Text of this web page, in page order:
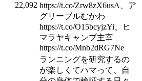
22,092 https://t.co/Zrw8zX6usA、ア
グリーブルむかわ
https://t.co/O15bcyjzYi、ヒ
マラヤキャンプ主宰
https://t.co/Mnb2dRG7Ne
ランニングを研究するの
が楽しくてハマって、自